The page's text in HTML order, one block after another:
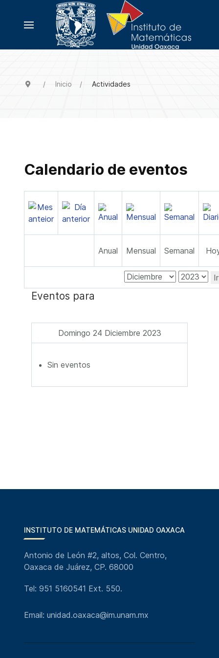
Inicio Actividades
Calendario de eventos
Anual Mensual Semanal
Eventos para
Domingo 24 Diciembre 2023
Sin eventos
INSTITUTO DE MATEMÁTICAS UNIDAD OAXACA
Antonio de León #2, altos, Col. Centro,
Oaxaca de Juárez, CP. 68000
Tel: 951 5160541 Ext. 550.
Email: unidad.oaxaca@im.unam.mx